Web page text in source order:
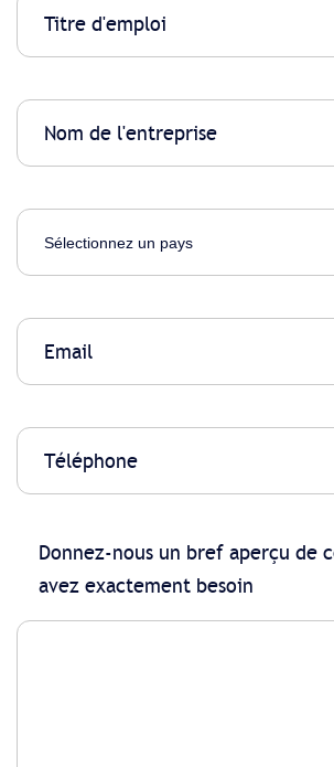
Donnez-nous un bref aperçu de
avez exactement besoin